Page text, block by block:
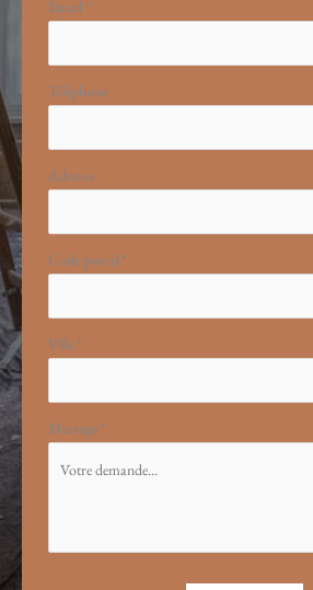
Email *
Téléphone
Adresse
Code postal *
Ville *
Message *